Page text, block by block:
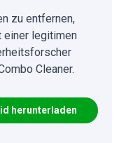
zu entfernen,
einer legitimen
Cleaner.
herunterladen